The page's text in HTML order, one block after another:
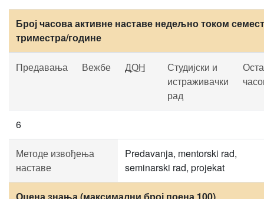
Број часова активне наставе недељно током
триместра/године
Предавања Вежбе ДОН
Студијски и
истраживачки
рад
6
Методе извођења
наставе
Predavanja, mentorski rad,
seminarski rad, projekat